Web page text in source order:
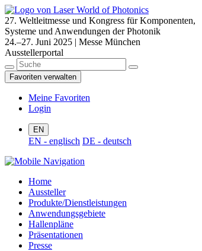
27. Weltleitmesse und Kongress für Komponenten,
Systeme und Anwendungen der Photonik
24.–27. Juni 2025 | Messe München
Ausstellerportal
Favoriten verwalten
Meine Favoriten
Login
EN
EN - englisch DE - deutsch
Home
Aussteller
Produkte/Dienstleistungen
Anwendungsgebiete
Hallenpläne
Präsentationen
Presse